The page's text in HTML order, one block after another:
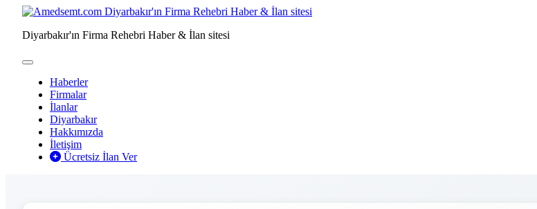
Diyarbakır'ın Firma Rehebri Haber & İlan sitesi
Haberler
Firmalar
İlanlar
Diyarbakır
Hakkımızda
İletişim
Ücretsiz İlan Ver